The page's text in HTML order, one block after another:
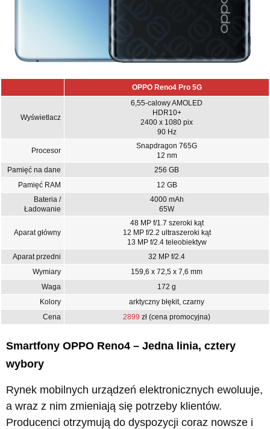
OPPO Reno4 Pro 5G
Wyświetlacz
6,55-calowy AMOLED
HDR10+
2400 x 1080 pix
90 Hz
Procesor
Snapdragon 765G
12 nm
Pamięć na dane
256 GB
Pamięć RAM
12 GB
Bateria /
Ładowanie
4000 mAh
65W
Aparat główny
48 MP f/1.7 szeroki kąt
12 MP f/2.2 ultraszeroki kąt
13 MP f/2.4 teleobiektyw
Aparat przedni
32 MP f/2.4
Wymiary
159,6 x 72,5 x 7,6 mm
Waga
172 g
Kolory
arktyczny błękit, czarny
Cena
2899 zł (cena promocyjna)
Smartfony OPPO Reno4 – Jedna linia, cztery
wybory
Rynek mobilnych urządzeń elektronicznych ewoluuje,
a wraz z nim zmieniają się potrzeby klientów.
Producenci otrzymują do dyspozycji coraz nowsze i